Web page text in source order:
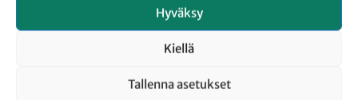
Hyväksy
Kiellä
Tallenna asetukset
EO:N OHEISTOIMINTA